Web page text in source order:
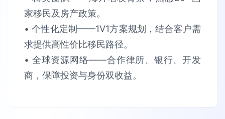
家​​移民及房产政策。​​
• 个性化定制​​——1V1方案规划，结合客户需
求提供​​高性价比​​移民路径。​​
• 全球资源网络​​——合作律所、银行、开发
商，保障​​投资与身份双收益​​。